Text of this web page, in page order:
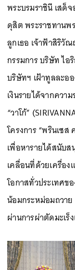
พระบรมราชินี เสด็
ดุสิต พระราชทานพ
ลูกเธอ เจ้าฟ้าสิริวั
กรรมการ บริษัท ไ
บริษัทฯ เฝ้าทูลละอ
เงินรายได้จากควา
“วาโก้”
โครงการ “พรินเซส
เพื่อหารายได้สนับส
เคลื่อนที่ด้วยเครื่อ
โอกาสทั่วประเทศ
น้อมกระหม่อมถวาย
ผ่านการผ่าตัดมะเร็